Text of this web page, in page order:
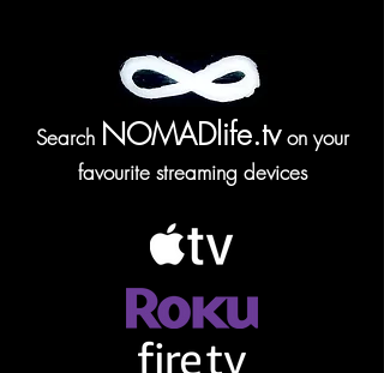
Search NOMADlife.tvon your
favourite streaming devices